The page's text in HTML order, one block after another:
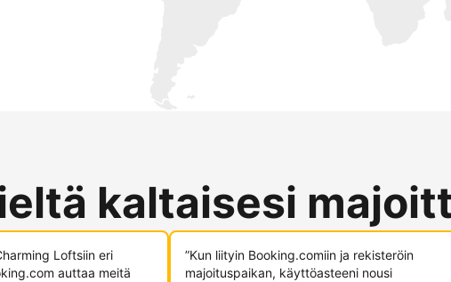
jo tänään
kaltaisesi
Loftsiin eri
auttaa meitä
”Kun liityin Booking.comiin ja rekisteröin
majoituspaikan, käyttöasteeni nousi